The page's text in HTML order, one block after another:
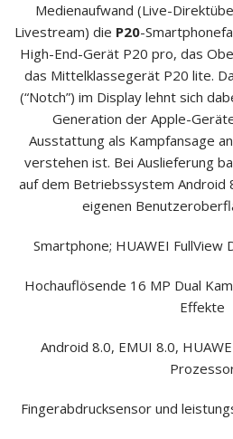
Medienaufwand (Live-
Livestream) die P20-
High-End-Gerät P20 pro, das
das Mittelklassegerät P20 lite.
(“Notch”) im Display lehnt sich
Generation der Apple-
Ausstattung als Kampfansage
verstehen ist. Bei Auslieferung
auf dem Betriebssystem Android
eigenen
Smartphone; HUAWEI FullView
Hochauflösende 16 MP Dual
Effekte
Android 8.0, EMUI 8.0,
Fingerabdrucksensor und